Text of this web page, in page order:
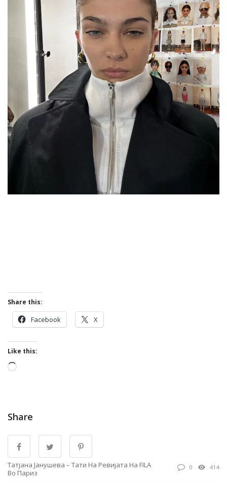
Share this:
Facebook X
Like this:
Loading…
Share
Татјана Јанушева – Тати На Ревијата На FILA
Во Париз
0 414